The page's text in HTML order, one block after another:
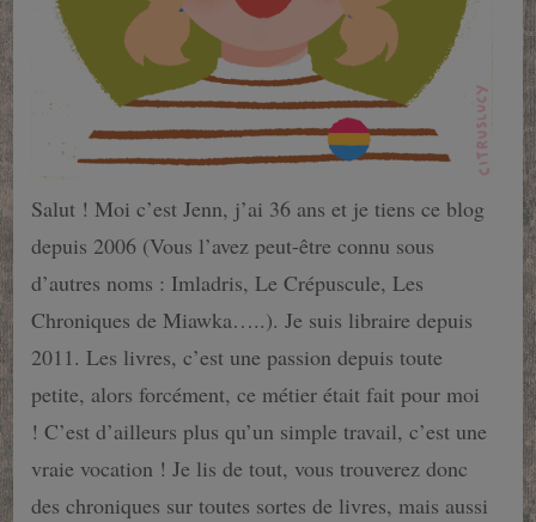
Salut ! Moi c’est Jenn, j’ai 36 ans et je tiens ce blog
depuis 2006 (Vous l’avez peut-être connu sous
d’autres noms : Imladris, Le Crépuscule, Les
Chroniques de Miawka…..). Je suis libraire depuis
2011. Les livres, c’est une passion depuis toute
petite, alors forcément, ce métier était fait pour moi
! C’est d’ailleurs plus qu’un simple travail, c’est une
vraie vocation ! Je lis de tout, vous trouverez donc
des chroniques sur toutes sortes de livres, mais aussi